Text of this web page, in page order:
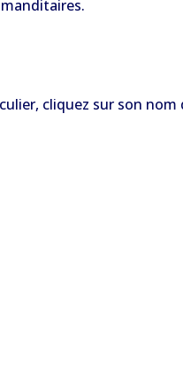
cliquez sur son